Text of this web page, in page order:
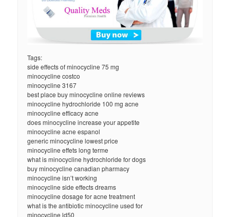
Tags:
side effects of minocycline 75 mg
minocycline costco
minocycline 3167
best place buy minocycline online reviews
minocycline hydrochloride 100 mg acne
minocycline efficacy acne
does minocycline increase your appetite
minocycline acne espanol
generic minocycline lowest price
minocycline effets long terme
what is minocycline hydrochloride for dogs
buy minocycline canadian pharmacy
minocycline isn’t working
minocycline side effects dreams
minocycline dosage for acne treatment
what is the antibiotic minocycline used for
minocycline ld50